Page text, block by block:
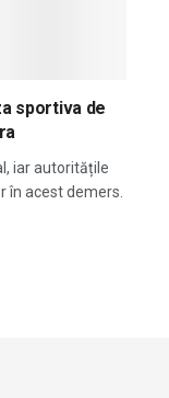
sportiva de
iar autoritățile
în acest demers.